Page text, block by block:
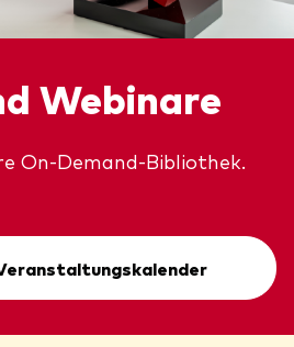
Webinare
On-Demand-Bibliothek.